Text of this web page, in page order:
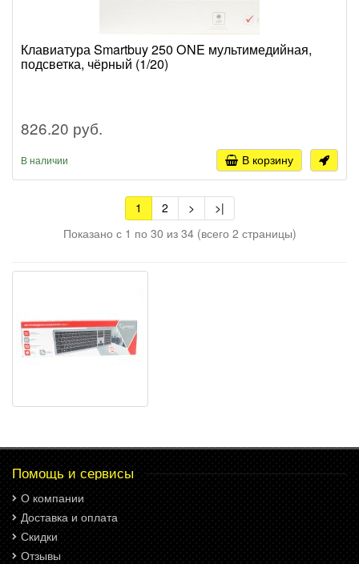
Клавиатура Smartbuy 250 ONE мультимедийная,
подсветка, чёрный (1/20)
826.20 руб.
В наличии В корзину
1 2 >
>|
Показано с 1 по 30 из 34 (всего 2 страницы)
Помощь и сервисы
О компании
Доставка и оплата
Скидки
Отзывы